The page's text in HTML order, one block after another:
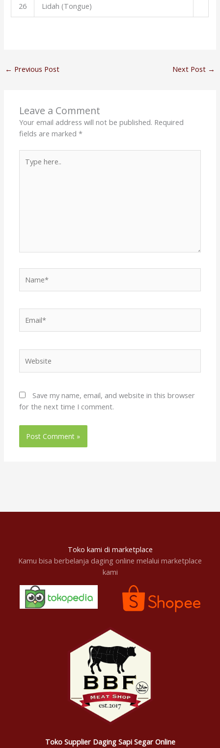
26 Lidah (Tongue)
← Previous Post Next Post →
Leave a Comment
Your email address will not be published. Required
fields are marked*
here..
Save my name, email, and website in this browser
for the next time I comment.
Toko kami di marketplace
Kamu bisa berbelanja daging online melalui marketplace
kami
Toko Supplier Daging Sapi Segar Online